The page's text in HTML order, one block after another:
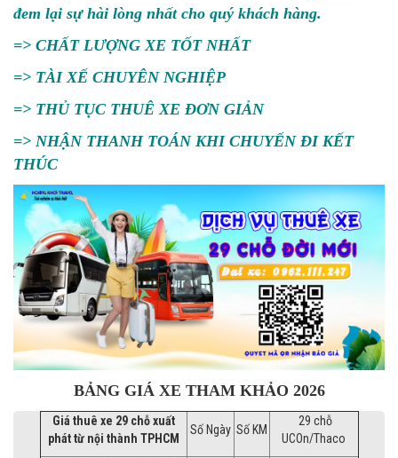
đem lại sự hài lòng nhất cho quý khách hàng.
=> CHẤT LƯỢNG XE TỐT NHẤT
=> TÀI XẾ CHUYÊN NGHIỆP
=> THỦ TỤC THUÊ XE ĐƠN GIẢN
=> NHẬN THANH TOÁN KHI CHUYẾN ĐI KẾT
THÚC
BẢNG GIÁ XE THAM KHẢO 2026
Giá thuê xe 29 chỗ xuất
phát từ nội thành TPHCM
Số Ngày Số KM
29 chỗ
UCOn/Thaco